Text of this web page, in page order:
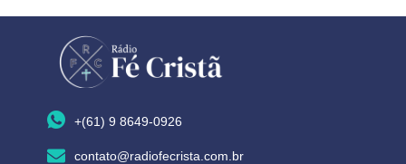
+(61) 9 8649-0926
contato@radiofecrista.com.br